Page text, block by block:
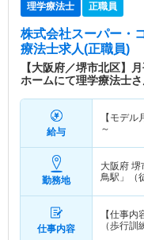
理学療法士 正職員
株式会社スーパー・
療法士求人(正職員)
【大阪府／堺市北区】
ホームにて理学療法士
給与
【モデル
～
勤務地
大阪府 堺
鳥駅」（
仕事内容
【仕事
（歩行